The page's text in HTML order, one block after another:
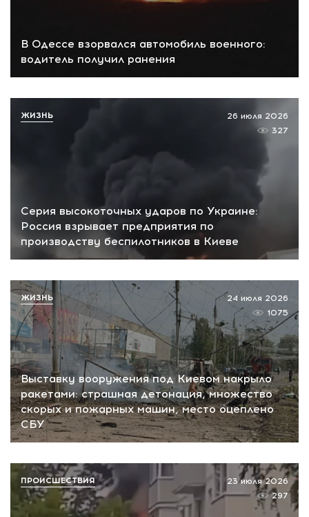
В Одессе взорвался автомобиль военного:
водитель получил ранения
Серия высокоточных ударов по Украине:
Россия взрывает предприятия по
производству беспилотников в Киеве
26 июля 2026
327
ЖИЗНЬ
Выставку вооружения под Киевом накрыло
ракетами: страшная детонация, множество
скорых и пожарных машин, место оцеплено
СБУ
24 июля 2026
1075
ЖИЗНЬ
23 июля 2026
297
ПРОИСШЕСТВИЯ